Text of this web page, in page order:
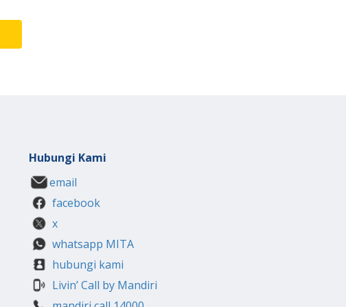
Hubungi Kami
email
facebook
x
whatsapp MITA
hubungi kami
Livin’ Call by Mandiri